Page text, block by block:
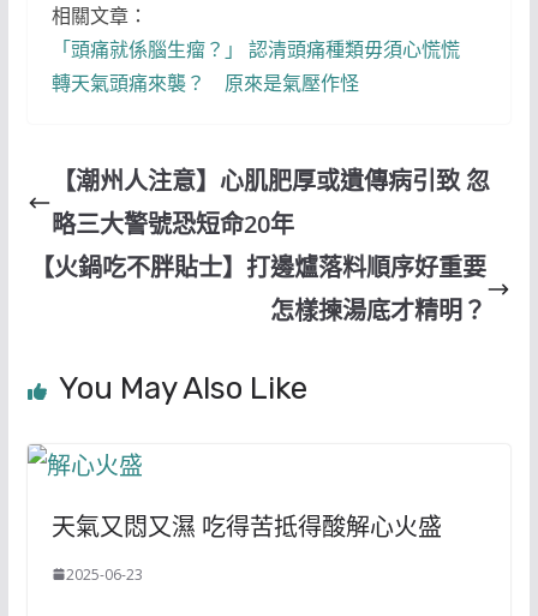
相關文章：
「頭痛就係腦生瘤？」 認清頭痛種類毋須心慌慌
轉天氣頭痛來襲？ 原來是氣壓作怪
【潮州人注意】心肌肥厚或遺傳病引致 忽
略三大警號恐短命20年
【火鍋吃不胖貼士】打邊爐落料順序好重要
怎樣揀湯底才精明？
You May Also Like
天氣又悶又濕 吃得苦抵得酸解心火盛
2025-06-23